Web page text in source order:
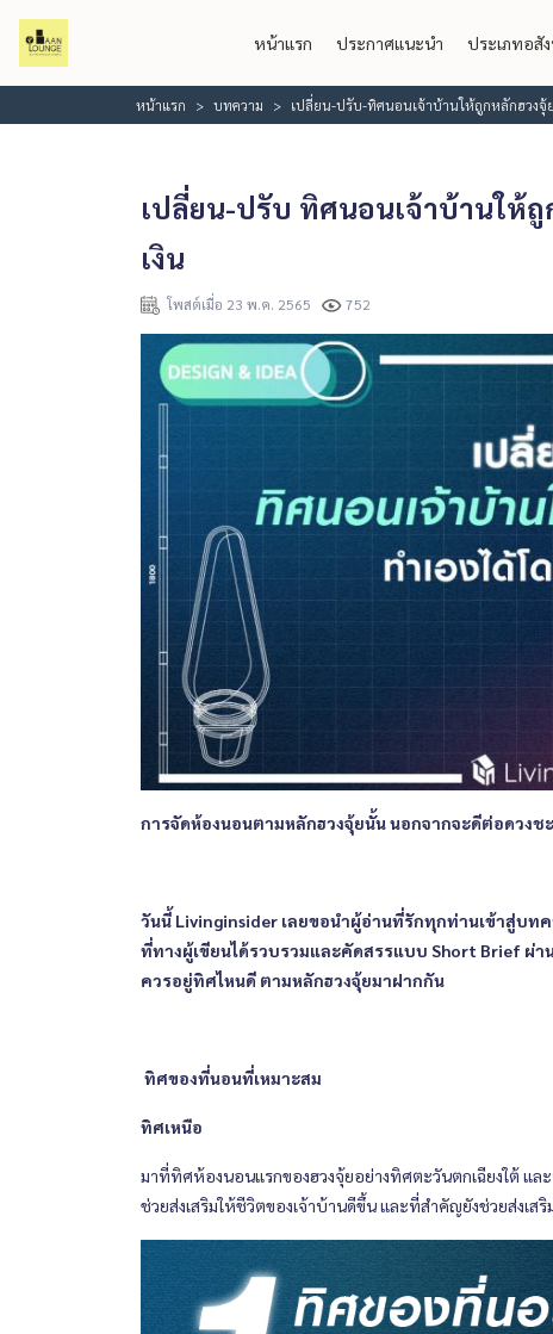
หน้าแรก ประกาศแนะนำ ประเภทอสั
หน้าแรก บทความ เปลี่ยน-ปรับ-ทิศนอนเจ้าบ้านให้ถูกหลักฮวงจุ้ย
เปลี่ยน-ปรับ ทิศนอนเจ้าบ้านให้ถู
เงิน
โพสต์เมื่อ 23 พ.ค. 2565 752
การจัดห้องนอนตามหลักฮวงจุ้ยนั้น นอกจากจะดีต่อดวง
วันนี้ Livinginsider เลยขอนำผู้อ่านที่รักทุกท่านเข้าสู่บท
ที่ทางผู้เขียนได้รวบรวมและคัดสรรแบบ Short Brief ผ่
ควรอยู่ทิศไหนดี ตามหลักฮวงจุ้ยมาฝากกัน
ทิศของที่นอนที่เหมาะสม
ทิศเหนือ
มาที่ทิศห้องนอนแรกของฮวงจุ้ยอย่างทิศตะวันตกเฉียงใต้ แ
ช่วยส่งเสริมให้ชีวิตของเจ้าบ้านดีขึ้น และที่สำคัญยังช่วยส่งเส